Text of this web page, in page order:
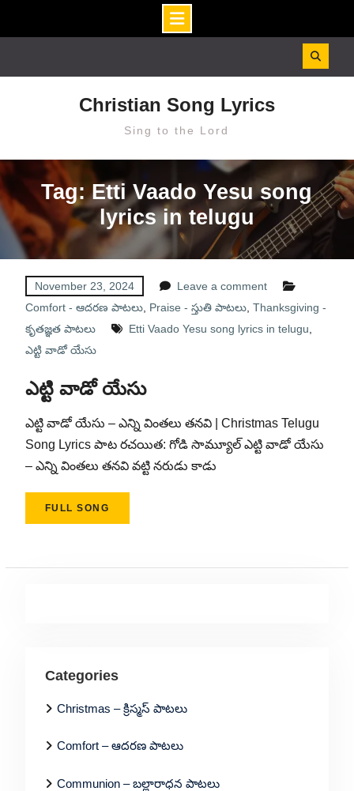
Christian Song Lyrics
Sing to the Lord
Tag: Etti Vaado Yesu song
lyrics in telugu
November 23, 2024
Leave a comment
Comfort - ఆదరణ పాటలు, Praise - స్తుతి పాటలు, Thanksgiving -
కృతజ్ఞత పాటలు
Etti Vaado Yesu song lyrics in telugu
ఎట్టి వాడో యేసు
ఎట్టి వాడో యేసు
ఎట్టి వాడో యేసు – ఎన్ని వింతలు తనవి | Christmas Telugu
Song Lyrics పాట రచయిత: గోడి సామ్యూల్ ఎట్టి వాడో యేసు
– ఎన్ని వింతలు తనవి వట్టి నరుడు కాడు
FULL SONG
Categories
Christmas – క్రిస్మస్ పాటలు
Comfort – ఆదరణ పాటలు
Communion – బల్లారాధన పాటలు